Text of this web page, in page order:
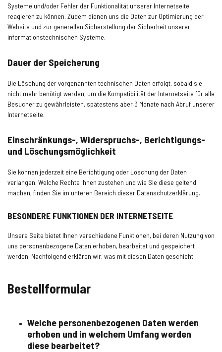
Systeme und/oder Fehler der Funktionalität unserer Internetseite
reagieren zu können. Zudem dienen uns die Daten zur Optimierung der
Website und zur generellen Sicherstellung der Sicherheit unserer
informationstechnischen Systeme.
Dauer der Speicherung
Die Löschung der vorgenannten technischen Daten erfolgt, sobald sie
nicht mehr benötigt werden, um die Kompatibilität der Internetseite für alle
Besucher zu gewährleisten, spätestens aber 3 Monate nach Abruf unserer
Internetseite.
Einschränkungs-, Widerspruchs-, Berichtigungs-
und Löschungsmöglichkeit
Sie können jederzeit eine Berichtigung oder Löschung der Daten
verlangen. Welche Rechte Ihnen zustehen und wie Sie diese geltend
machen, finden Sie im unteren Bereich dieser Datenschutzerklärung.
BESONDERE FUNKTIONEN DER INTERNETSEITE
Unsere Seite bietet Ihnen verschiedene Funktionen, bei deren Nutzung von
uns personenbezogene Daten erhoben, bearbeitet und gespeichert
werden. Nachfolgend erklären wir, was mit diesen Daten geschieht:
Bestellformular
Welche personenbezogenen Daten werden
erhoben und in welchem Umfang werden
diese bearbeitet?